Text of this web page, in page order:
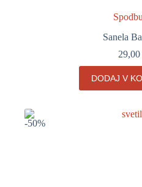
Sanela
DODAJ V
-50%